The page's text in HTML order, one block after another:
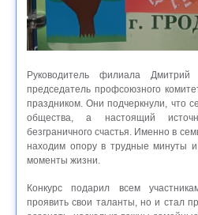
Руководитель филиала
председатель профсоюзного
праздником. Они подчеркнули, что
общества, а настоящий
безграничного счастья. Именно в
находим опору в трудные минуты
моменты жизни.
Конкурс подарил всем
проявить свои таланты, но и стал